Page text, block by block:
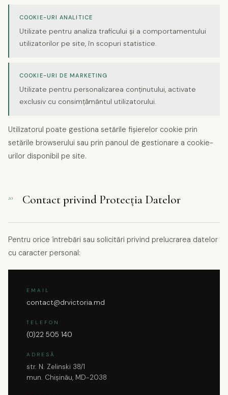
COOKIE-URI ANALITICE
Utilizate pentru analiza traficului și a comportamentului
utilizatorilor pe site, în scopuri statistice.
COOKIE-URI DE MARKETING
Utilizate pentru personalizarea conținutului, activate
exclusiv cu consimțământul utilizatorului.
Utilizatorul poate gestiona setările fișierelor cookie prin
setările browserului sau prin panoul de gestionare a cookie-
urilor disponibil pe site.
10 Contact privind Protecția Datelor
Pentru orice întrebări sau solicitări privind prelucrarea datelor
cu caracter personal:
EMAIL
contact@drvictoria.md
TELEFON
(0)22 505 140
ADRESĂ
str. N. Zelinski 38/1
mun. Chișinău, MD-2038